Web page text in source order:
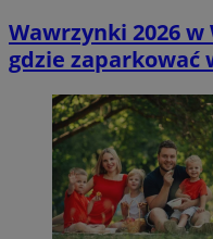
Wawrzynki 2026 w
gdzie zaparkować